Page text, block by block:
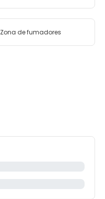
Zona de fumadores